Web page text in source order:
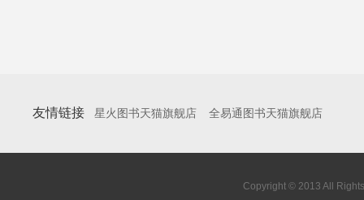
友情链接 星火图书天猫旗舰店 全易通图书天猫旗舰店
Copyright © 2013 All